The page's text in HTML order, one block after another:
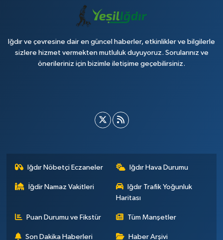
Iğdır ve çevresine dair en güncel haberler, etkinlikler ve bilgilerle
sizlere hizmet vermekten mutluluk duyuyoruz. Sorularınız ve
önerileriniz için bizimle iletişime geçebilirsiniz.
Iğdır Nöbetçi Eczaneler Iğdır Hava Durumu
İğdir Namaz Vakitleri
Iğdır Trafik Yoğunluk
Haritası
Puan Durumu ve Fikstür Tüm Manşetler
Son Dakika Haberleri Haber Arşivi